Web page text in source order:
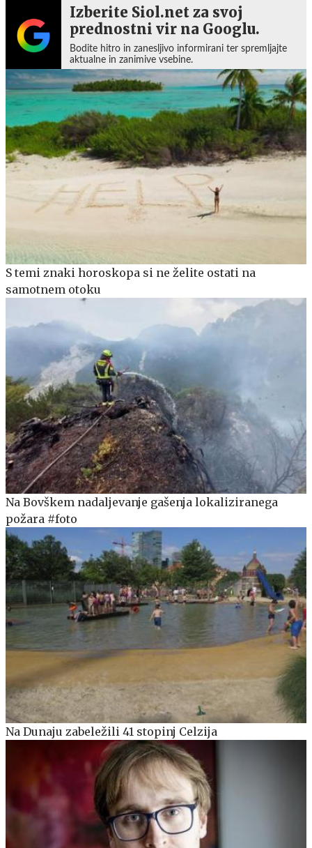
Izberite Siol.net za svoj
prednostni vir na Googlu.
Bodite hitro in zanesljivo informirani ter spremljajte
aktualne in zanimive vsebine.
S temi znaki horoskopa si ne želite ostati na
samotnem otoku
Na Bovškem nadaljevanje gašenja lokaliziranega
požara #foto
Na Dunaju zabeležili 41 stopinj Celzija